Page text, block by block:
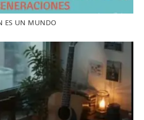
ES UN MUNDO